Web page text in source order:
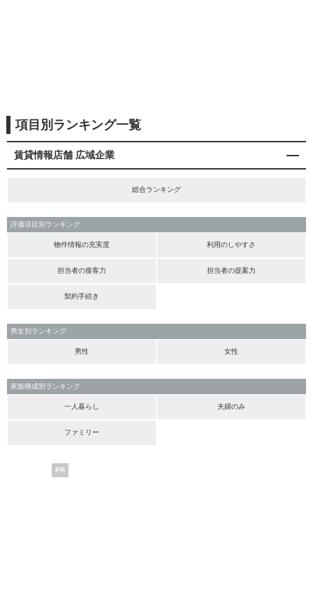
項目別ランキング一覧
賃貸情報店舗 広域企業
総合ランキング
評価項目別ランキング
物件情報の充実度 利用のしやすさ
担当者の接客力 担当者の提案力
契約手続き
男女別ランキング
男性 女性
家族構成別ランキング
一人暮らし 夫婦のみ
ファミリー
PR